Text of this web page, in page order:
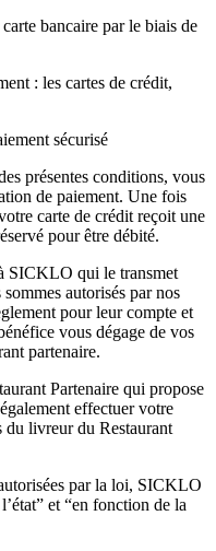
bancaire par le biais de
: les cartes de crédit,
sécurisé
présentes conditions, vous
de paiement. Une fois
carte de crédit reçoit une
pour être débité.
SICKLO qui le transmet
autorisés par nos
pour leur compte et
vous dégage de vos
partenaire.
Partenaire qui propose
effectuer votre
du livreur du Restaurant
par la loi, SICKLO
et “en fonction de la